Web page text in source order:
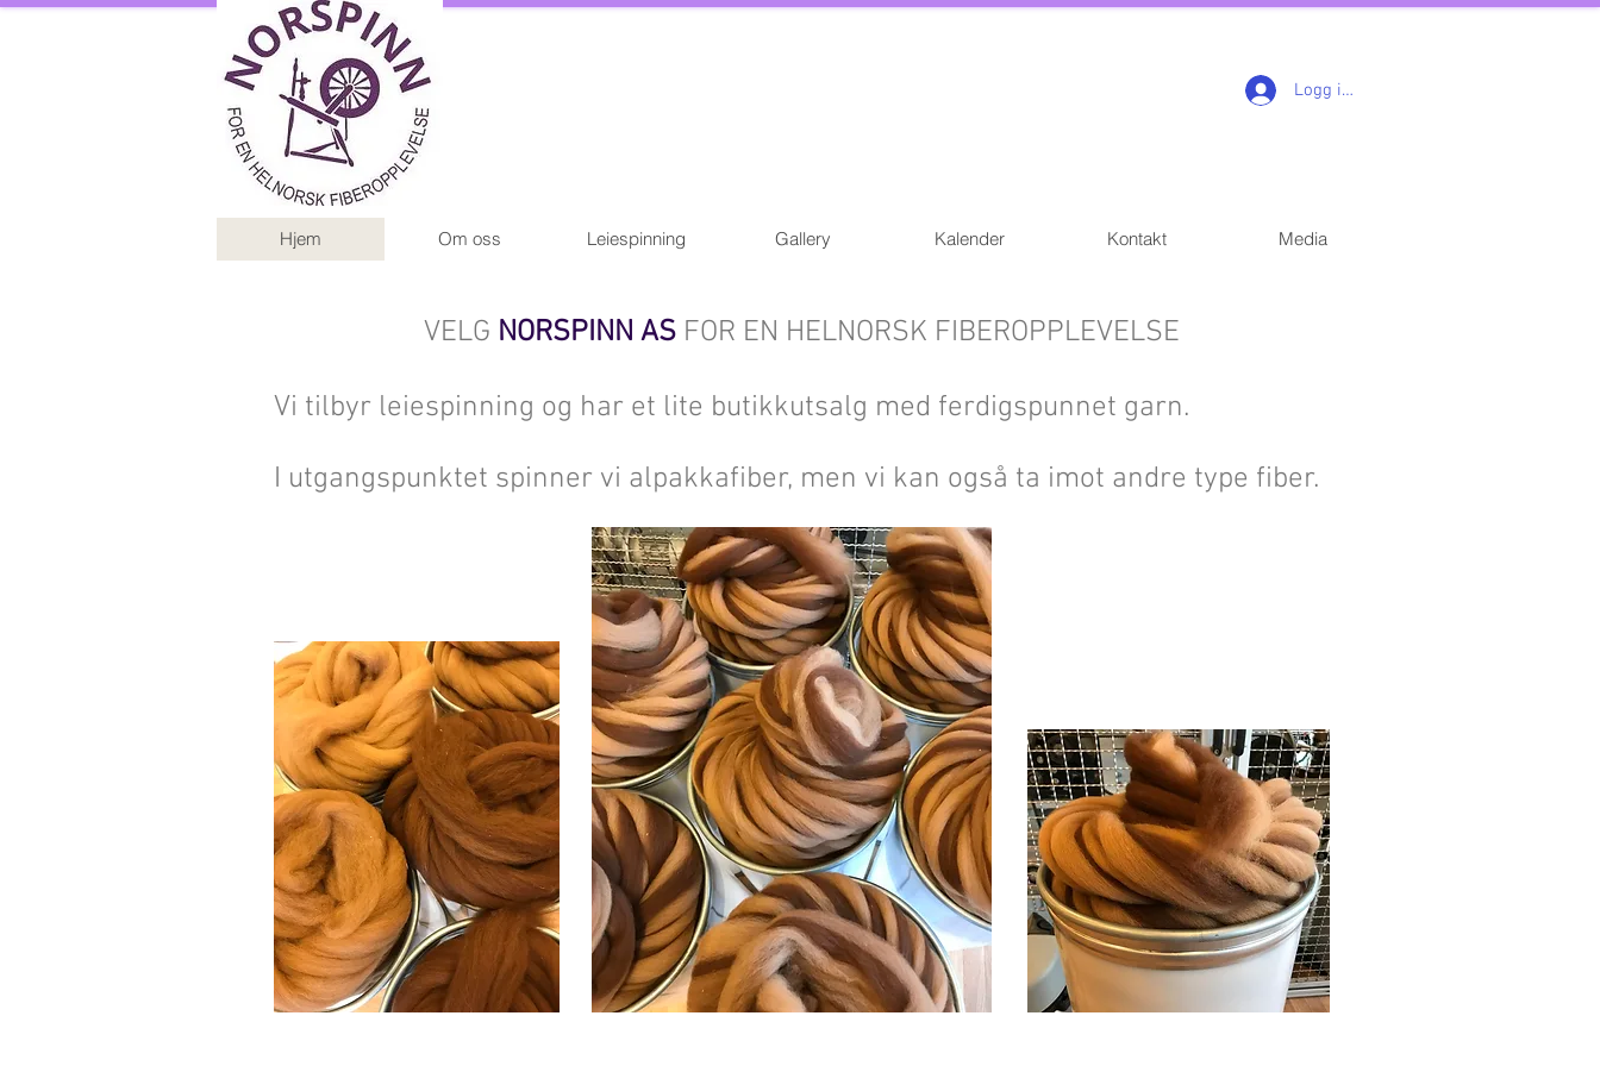
Logg inn
Hjem Om oss Leiespinning Gallery Kalender Kontakt Media
VELG NORSPINN ASFOR EN HELNORSK FIBEROPPLEVELSE
Vi tilbyr leiespinning og har et lite butikkutsalg med ferdigspunnet garn.
I utgangspunktet spinner vi alpakkafiber, men vi kan også ta imot andre type fiber.